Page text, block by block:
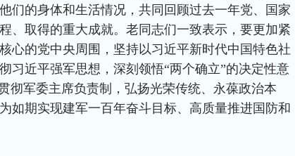
们的身体和生活情况，共同回顾过去一年党、国家
、取得的重大成就。老同志们一致表示，要更加紧
心的党中央周围，坚持以习近平新时代中国特色社
习近平强军思想，深刻领悟“两个确立”的决定性意
彻军委主席负责制，弘扬光荣传统、永葆政治本
如期实现建军一百年奋斗目标、高质量推进国防和